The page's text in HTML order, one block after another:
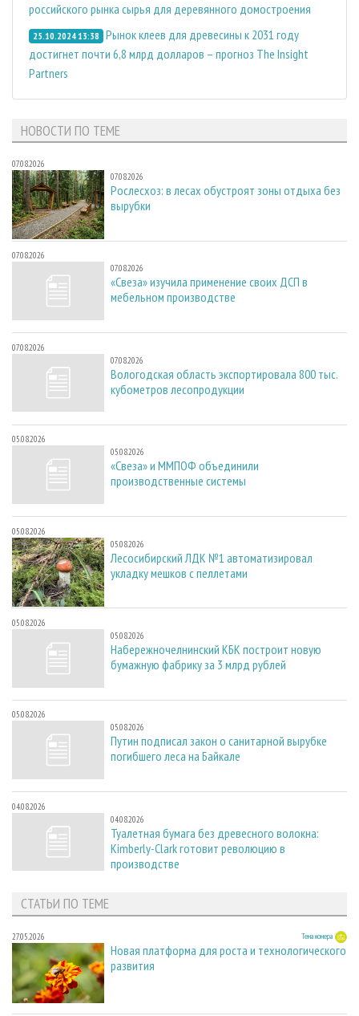
российского рынка сырья для деревянного домостроения
25.10.2024 13:38 Рынок клеев для древесины к 2031 году
достигнет почти 6,8 млрд долларов – прогноз The Insight
Partners
НОВОСТИ ПО ТЕМЕ
07.08.2026
07.08.2026
Рослесхоз: в лесах обустроят зоны отдыха без
вырубки
07.08.2026
07.08.2026
«Свеза» изучила применение своих ДСП в
мебельном производстве
07.08.2026
07.08.2026
Вологодская область экспортировала 800 тыс.
кубометров лесопродукции
05.08.2026
05.08.2026
«Свеза» и ММПОФ объединили
производственные системы
05.08.2026
05.08.2026
Лесосибирский ЛДК №1 автоматизировал
укладку мешков с пеллетами
05.08.2026
05.08.2026
Набережночелнинский КБК построит новую
бумажную фабрику за 3 млрд рублей
05.08.2026
05.08.2026
Путин подписал закон о санитарной вырубке
погибшего леса на Байкале
04.08.2026
04.08.2026
Туалетная бумага без древесного волокна:
Kimberly-Clark готовит революцию в
производстве
СТАТЬИ ПО ТЕМЕ
27.05.2026 Тема номера
Новая платформа для роста и технологического
развития